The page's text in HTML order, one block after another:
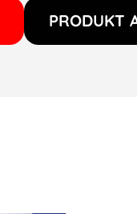
PRODUKT